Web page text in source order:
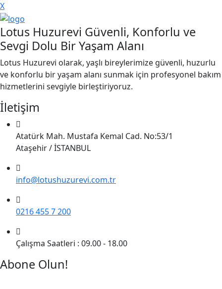
X
Lotus Huzurevi Güvenli, Konforlu ve
Sevgi Dolu Bir Yaşam Alanı
Lotus Huzurevi olarak, yaşlı bireylerimize güvenli, huzurlu
ve konforlu bir yaşam alanı sunmak için profesyonel bakım
hizmetlerini sevgiyle birleştiriyoruz.
İletişim
Atatürk Mah. Mustafa Kemal Cad. No:53/1
Ataşehir / İSTANBUL
info@lotushuzurevi.com.tr
0216 455 7 200
Çalışma Saatleri : 09.00 - 18.00
Abone Olun!